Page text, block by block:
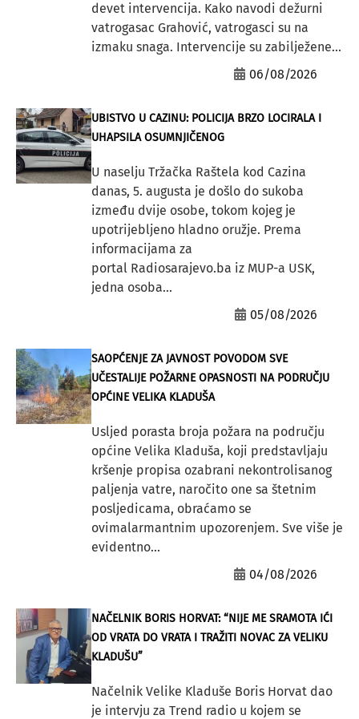
devet intervencija. Kako navodi dežurni
vatrogasac Grahović, vatrogasci su na
izmaku snaga. Intervencije su zabilježene...
06/08/2026
UBISTVO U CAZINU: POLICIJA BRZO LOCIRALA I
UHAPSILA OSUMNJIČENOG
U naselju Tržačka Raštela kod Cazina
danas, 5. augusta je došlo do sukoba
između dvije osobe, tokom kojeg je
upotrijebljeno hladno oružje. Prema
informacijama za
portal Radiosarajevo.ba iz MUP-a USK,
jedna osoba...
05/08/2026
SAOPĆENJE ZA JAVNOST POVODOM SVE
UČESTALIJE POŽARNE OPASNOSTI NA PODRUČJU
OPĆINE VELIKA KLADUŠA
Usljed porasta broja požara na području
općine Velika Kladuša, koji predstavljaju
kršenje propisa ozabrani nekontrolisanog
paljenja vatre, naročito one sa štetnim
posljedicama, obraćamo se
ovimalarmantnim upozorenjem. Sve više je
evidentno...
04/08/2026
NAČELNIK BORIS HORVAT: “NIJE ME SRAMOTA IĆI
OD VRATA DO VRATA I TRAŽITI NOVAC ZA VELIKU
KLADUŠU”
Načelnik Velike Kladuše Boris Horvat dao
je intervju za Trend radio u kojem se